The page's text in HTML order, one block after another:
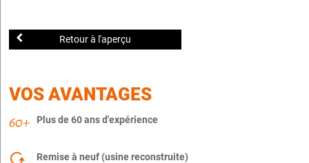
Retour à l'aperçu
VOS AVANTAGES
Plus de 60 ans d'expérience
Remise à neuf (usine reconstruite)